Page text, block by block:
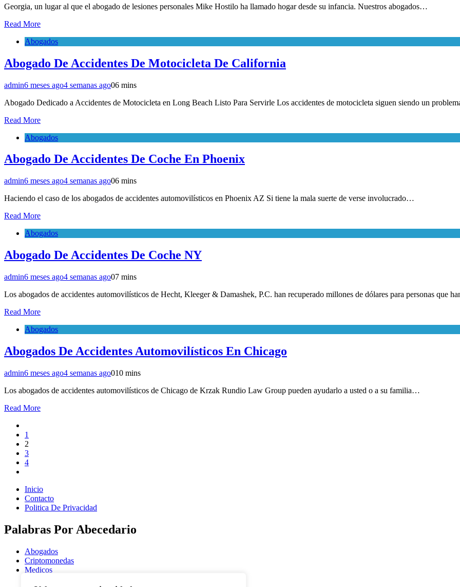
Georgia, un lugar al que el abogado de lesiones personales Mike Hostilo ha llamado hogar desde su infancia. Nuestros abogados…
Read More
Abogados
Abogado De Accidentes De Motocicleta De California
admin6 meses ago4 semanas ago06 mins
Abogado Dedicado a Accidentes de Motocicleta en Long Beach Listo Para Servirle Los accidentes de motocicleta siguen siendo un
Read More
Abogados
Abogado De Accidentes De Coche En Phoenix
admin6 meses ago4 semanas ago06 mins
Haciendo el caso de los abogados de accidentes automovilísticos en Phoenix AZ Si tiene la mala suerte de verse involucrado…
Read More
Abogados
Abogado De Accidentes De Coche NY
admin6 meses ago4 semanas ago07 mins
Los abogados de accidentes automovilísticos de Hecht, Kleeger & Damashek, P.C. han recuperado millones de dólares para personas que
Read More
Abogados
Abogados De Accidentes Automovilísticos En Chicago
admin6 meses ago4 semanas ago010 mins
Los abogados de accidentes automovilísticos de Chicago de Krzak Rundio Law Group pueden ayudarlo a usted o a su familia…
Read More
1
2
3
4
Inicio
Contacto
Politica De Privacidad
Palabras Por Abecedario
Abogados
Criptomonedas
Medicos